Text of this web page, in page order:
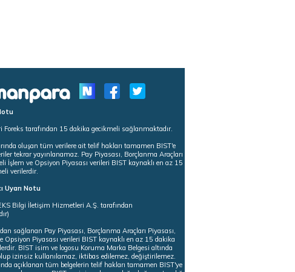
Foreks tarafından 15 dakika gecikmeli sağlanmaktadır.
oluşan tüm verilere ait telif hakları tamamen BIST'e
tekrar yayınlanamaz. Pay Piyasası, Borçlanma Araçları
İşlem ve Opsiyon Piyasası verileri BIST kaynaklı en az 15
verilerdir.
Uyarı Notu
Bilgi İletişim Hizmetleri A.Ş. tarafından
sağlanan Pay Piyasası, Borçlanma Araçları Piyasası,
Opsiyon Piyasası verileri BIST kaynaklı en az 15 dakika
BIST isim ve logosu Koruma Marka Belgesi altında
izinsiz kullanılamaz, iktibas edilemez, değiştirilemez.
açıklanan tüm belgelerin telif hakları tamamen BIST'ye